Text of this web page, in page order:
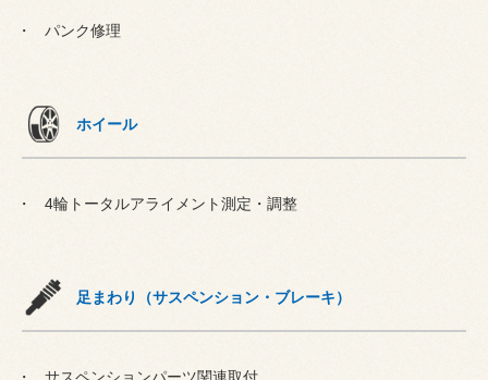
パンク修理
ホイール
4輪トータルアライメント測定・調整
足まわり（サスペンション・ブレーキ）